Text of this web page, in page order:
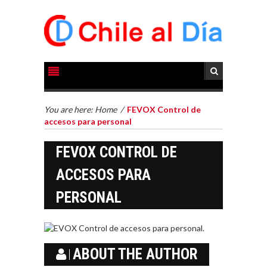
You are here: Home / FEVOX Control de
accesos para personal
FEVOX CONTROL DE
ACCESOS PARA
PERSONAL
ABOUT THE AUTHOR
FINANCIAMIENTO
PARA PYMES EN
CHILE:
ALTERNATIVAS MÁS
ALLÁ DEL CRÉDITO
BANCARIO
Financiamiento para
alternativas que
trascienden el
EL CRECIMIENTO DE
LOS SERVICIOS
EXPORTADOS DESDE
CHILE
El auge de las